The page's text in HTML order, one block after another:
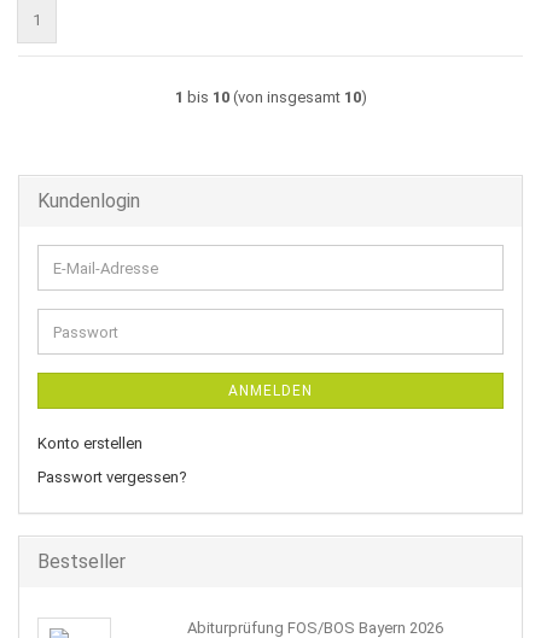
1
1 bis 10(von insgesamt 10)
Kundenlogin
E-
Mail-
Adresse
Passwort
ANMELDEN
Konto erstellen
Passwort vergessen?
Bestseller
Abiturprüfung FOS/BOS Bayern 2026